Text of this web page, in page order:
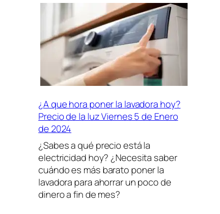
clasificación
energética
de
tus
electrodomésticos?
¿A que hora poner la lavadora hoy?
Precio de la luz Viernes 5 de Enero
de 2024
¿Sabes a qué precio está la
electricidad hoy? ¿Necesita saber
cuándo es más barato poner la
lavadora para ahorrar un poco de
dinero a fin de mes?